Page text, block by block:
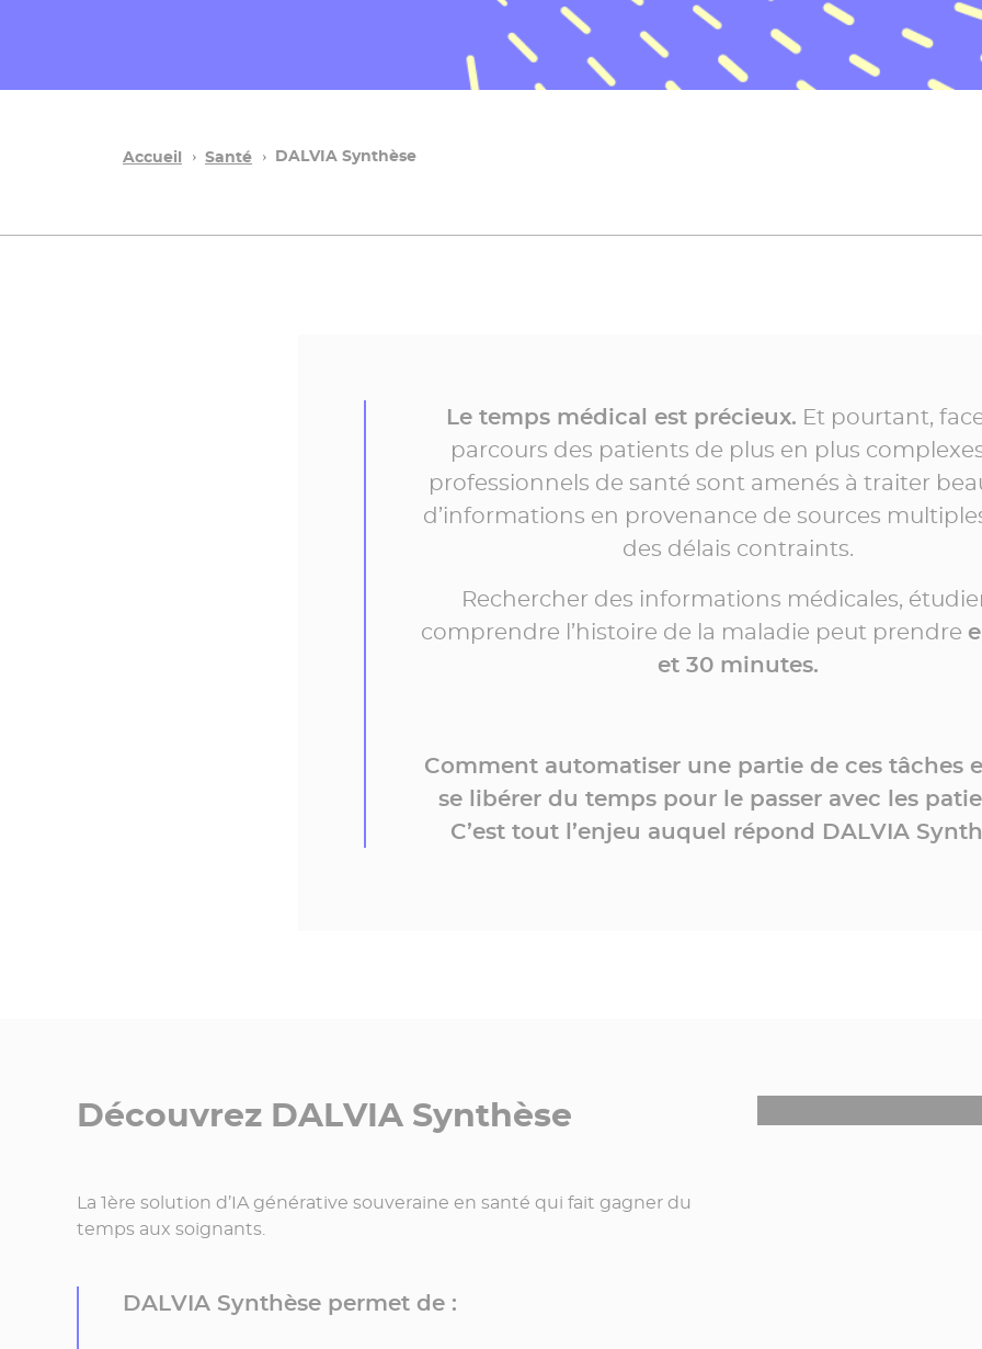
Accueil Santé DALVIA Synthèse
Le temps médical est précieux. Et pourtant,
parcours des patients de plus en plus
professionnels de santé sont amenés à traiter
d’informations en provenance de sources
des délais contraints.
Rechercher des informations médicales,
comprendre l’histoire de la maladie peut prendre
et 30 minutes.
Comment automatiser une partie de ces tâches
se libérer du temps pour le passer avec les
C’est tout l’enjeu auquel répond DALVIA
Découvrez DALVIA Synthèse
La 1ère solution d’IA générative souveraine en santé qui fait gagner du
temps aux soignants.
DALVIA Synthèse permet de :